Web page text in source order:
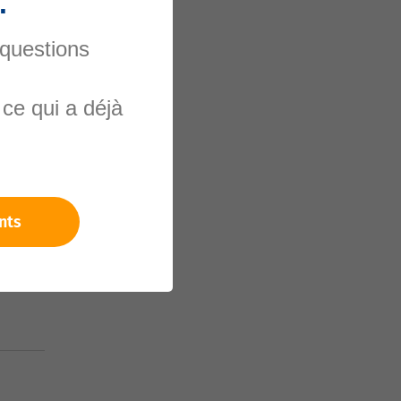
qui a déjà